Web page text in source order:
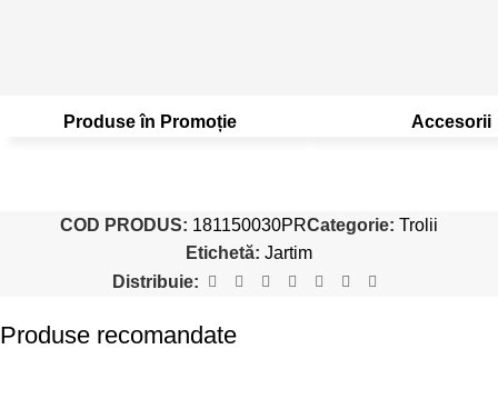
Produse în Promoție Accesorii
COD PRODUS: 181150030PRCategorie: Trolii
Etichetă: Jartim
Distribuie:
Produse recomandate